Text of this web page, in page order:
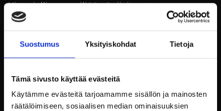
Suostumus Yksityiskohdat Tietoja
Tämä sivusto käyttää evästeitä
Käytämme evästeitä tarjoamamme sisällön ja mainosten
räätälöimiseen, sosiaalisen median ominaisuuksien
Historiallisessa miljöössä sijaitsevat
hotellihuoneet ja huoneistot tarjoavat viihtyisän
Vieraat voivat valita erilaisista
majoitusvaihtoehdoista, jotka kaikki on
mukavuutta ja rentoutumista. Tämä tekee
kokouksista entistä miellyttävämpiä ja auttaa
osallistujia keskittymään olennaiseen.